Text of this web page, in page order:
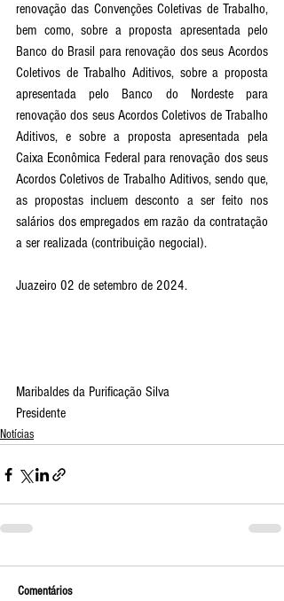
renovação das Convenções Coletivas de Trabalho,
bem como, sobre a proposta apresentada pelo
Banco do Brasil para renovação dos seus Acordos
Coletivos de Trabalho Aditivos, sobre a proposta
apresentada pelo Banco do Nordeste para
renovação dos seus Acordos Coletivos de Trabalho
Aditivos, e sobre a proposta apresentada pela
Caixa Econômica Federal para renovação dos seus
Acordos Coletivos de Trabalho Aditivos, sendo que,
as propostas incluem desconto a ser feito nos
salários dos empregados em razão da contratação
a ser realizada (contribuição negocial).
Juazeiro 02 de setembro de 2024.
Maribaldes da Purificação Silva
Presidente
Notícias
Comentários